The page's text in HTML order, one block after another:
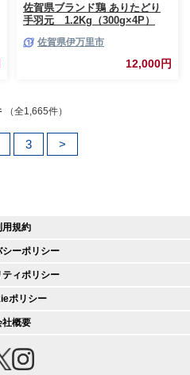
佐賀県ブランド鶏 ありたどり
手羽元 1.2Kg（300g×4P）
佐賀県伊万里市
12,000円
（全1,665件）
3 >
用規約
シーポリシー
ティポリシー
ポリシー
社概要